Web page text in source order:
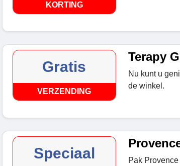
KORTING
Gratis
VERZENDING
Terapy
Nu kunt u
de winkel.
Speciaal Pak